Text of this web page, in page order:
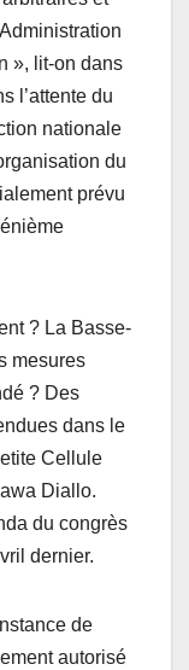
», lit-on dans
l’attente du
nationale
du
prévu
? La Basse-
mesures
? Des
dans le
Cellule
Diallo.
du congrès
dernier.
de
autorisé